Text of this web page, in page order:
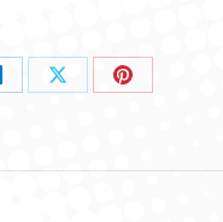
CompartilharCompartilhar